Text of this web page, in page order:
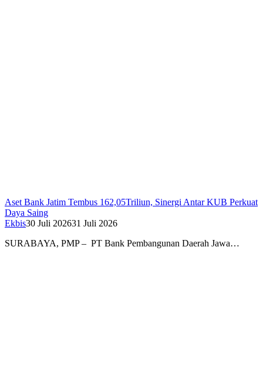
Aset Bank Jatim Tembus 162,05Triliun, Sinergi Antar KUB Perkuat
Daya Saing
Ekbis30 Juli 202631 Juli 2026
SURABAYA, PMP – PT Bank Pembangunan Daerah Jawa…